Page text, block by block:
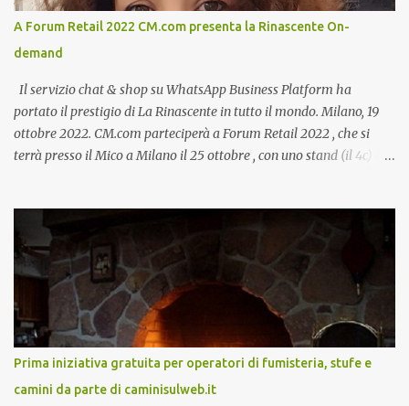
A Forum Retail 2022 CM.com presenta la Rinascente On-
demand
Il servizio chat & shop su WhatsApp Business Platform ha
portato il prestigio di La Rinascente in tutto il mondo. Milano, 19
ottobre 2022. CM.com parteciperà a Forum Retail 2022 , che si
terrà presso il Mico a Milano il 25 ottobre , con uno stand (il 4c) e
tramite WhatsApp Business ”. Il primo appuntamento è per le ore
14:30 con Cristina Parigi, Country Manager di CM.com Italia, che
terrà una presentazione dal titolo:” Il presente e futuro del
Customer care omnicanale: come incontrare le aspettative dei
clienti ”. I punti che verranno affrontati sono il Customer care, lo
stato dell’arte e i punti di miglioramento, quali i molteplici canali di
comunicazione e quali utilizzare in ottica di miglioramento, le
previsioni da oggi al 2030 su come rispondere alle aspettative del
Prima iniziativa gratuita per operatori di fumisteria, stufe e
camini da parte di caminisulweb.it